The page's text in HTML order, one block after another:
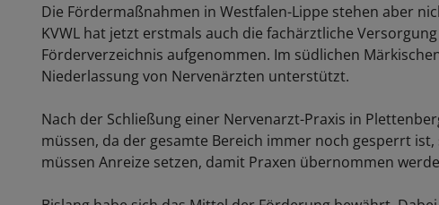
Die Fördermaßnahmen in Westfalen-Lippe stehen aber
KVWL hat jetzt erstmals auch die fachärztliche
Förderverzeichnis aufgenommen. Im südlichen
Niederlassung von Nervenärzten unterstützt.
Nach der Schließung einer Nervenarzt-Praxis in
müssen, da der gesamte Bereich immer noch gesperrt
müssen Anreize setzen, damit Praxen übernommen